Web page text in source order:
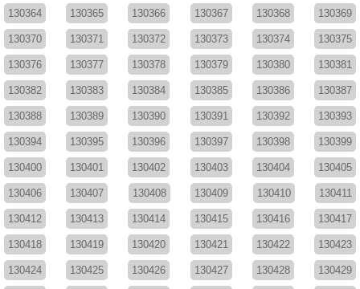
130364 130365 130366 130367 130368 130369
130370 130371 130372 130373 130374 130375
130376 130377 130378 130379 130380 130381
130382 130383 130384 130385 130386 130387
130388 130389 130390 130391 130392 130393
130394 130395 130396 130397 130398 130399
130400 130401 130402 130403 130404 130405
130406 130407 130408 130409 130410 130411
130412 130413 130414 130415 130416 130417
130418 130419 130420 130421 130422 130423
130424 130425 130426 130427 130428 130429